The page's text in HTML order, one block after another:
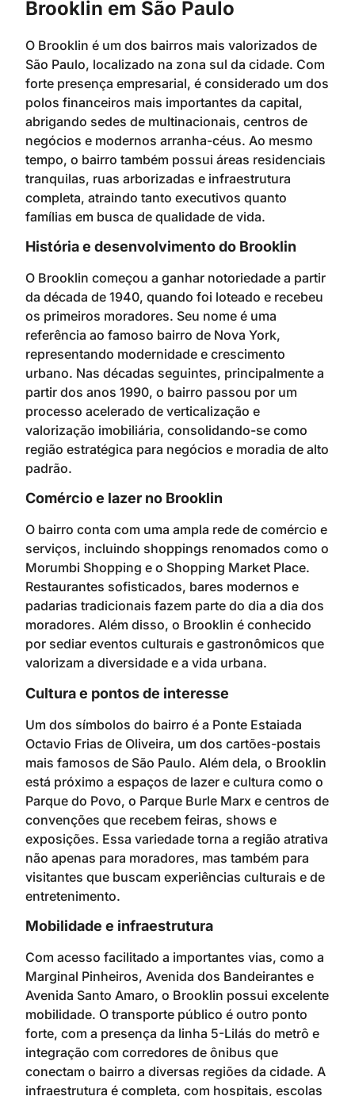
Brooklin em São Paulo
O Brooklin é um dos bairros mais valorizados de
São Paulo, localizado na zona sul da cidade. Com
forte presença empresarial, é considerado um dos
polos financeiros mais importantes da capital,
abrigando sedes de multinacionais, centros de
negócios e modernos arranha-céus. Ao mesmo
tempo, o bairro também possui áreas residenciais
tranquilas, ruas arborizadas e infraestrutura
completa, atraindo tanto executivos quanto
famílias em busca de qualidade de vida.
História e desenvolvimento do Brooklin
O Brooklin começou a ganhar notoriedade a partir
da década de 1940, quando foi loteado e recebeu
os primeiros moradores. Seu nome é uma
referência ao famoso bairro de Nova York,
representando modernidade e crescimento
urbano. Nas décadas seguintes, principalmente a
partir dos anos 1990, o bairro passou por um
processo acelerado de verticalização e
valorização imobiliária, consolidando-se como
região estratégica para negócios e moradia de alto
padrão.
Comércio e lazer no Brooklin
O bairro conta com uma ampla rede de comércio e
serviços, incluindo shoppings renomados como o
Morumbi Shopping e o Shopping Market Place.
Restaurantes sofisticados, bares modernos e
padarias tradicionais fazem parte do dia a dia dos
moradores. Além disso, o Brooklin é conhecido
por sediar eventos culturais e gastronômicos que
valorizam a diversidade e a vida urbana.
Cultura e pontos de interesse
Um dos símbolos do bairro é a Ponte Estaiada
Octavio Frias de Oliveira, um dos cartões-postais
mais famosos de São Paulo. Além dela, o Brooklin
está próximo a espaços de lazer e cultura como o
Parque do Povo, o Parque Burle Marx e centros de
convenções que recebem feiras, shows e
exposições. Essa variedade torna a região atrativa
não apenas para moradores, mas também para
visitantes que buscam experiências culturais e de
entretenimento.
Mobilidade e infraestrutura
Com acesso facilitado a importantes vias, como a
Marginal Pinheiros, Avenida dos Bandeirantes e
Avenida Santo Amaro, o Brooklin possui excelente
mobilidade. O transporte público é outro ponto
forte, com a presença da linha 5-Lilás do metrô e
integração com corredores de ônibus que
conectam o bairro a diversas regiões da cidade. A
infraestrutura é completa, com hospitais, escolas